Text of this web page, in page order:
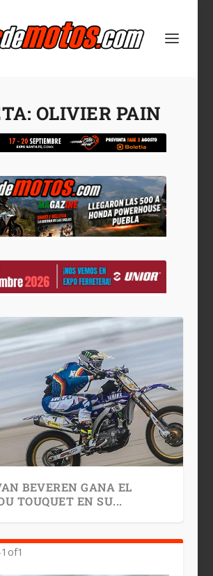
OLIVIER PAIN
BEVEREN GANA EL
TOUQUET EN SU...